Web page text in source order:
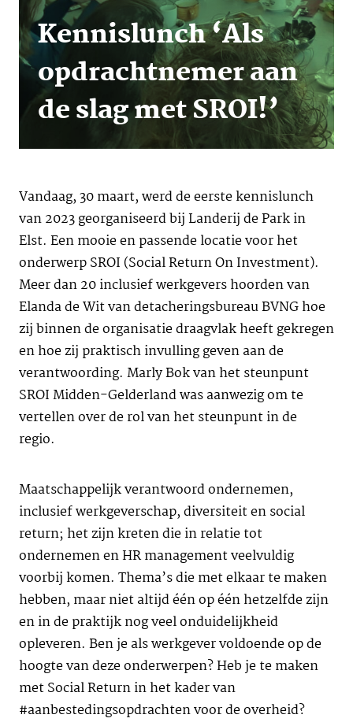
Kennislunch ‘Als
opdrachtnemer aan
de slag met SROI!’
Vandaag, 30 maart, werd de eerste kennislunch
van 2023 georganiseerd bij Landerij de Park in
Elst. Een mooie en passende locatie voor het
onderwerp SROI (Social Return On Investment).
Meer dan 20 inclusief werkgevers hoorden van
Elanda de Wit van detacheringsbureau BVNG hoe
zij binnen de organisatie draagvlak heeft gekregen
en hoe zij praktisch invulling geven aan de
verantwoording. Marly Bok van het steunpunt
SROI Midden-Gelderland was aanwezig om te
vertellen over de rol van het steunpunt in de
regio.
Maatschappelijk verantwoord ondernemen,
inclusief werkgeverschap, diversiteit en social
return; het zijn kreten die in relatie tot
ondernemen en HR management veelvuldig
voorbij komen. Thema’s die met elkaar te maken
hebben, maar niet altijd één op één hetzelfde zijn
en in de praktijk nog veel onduidelijkheid
opleveren. Ben je als werkgever voldoende op de
hoogte van deze onderwerpen? Heb je te maken
met Social Return in het kader van
#aanbestedingsopdrachten voor de overheid?